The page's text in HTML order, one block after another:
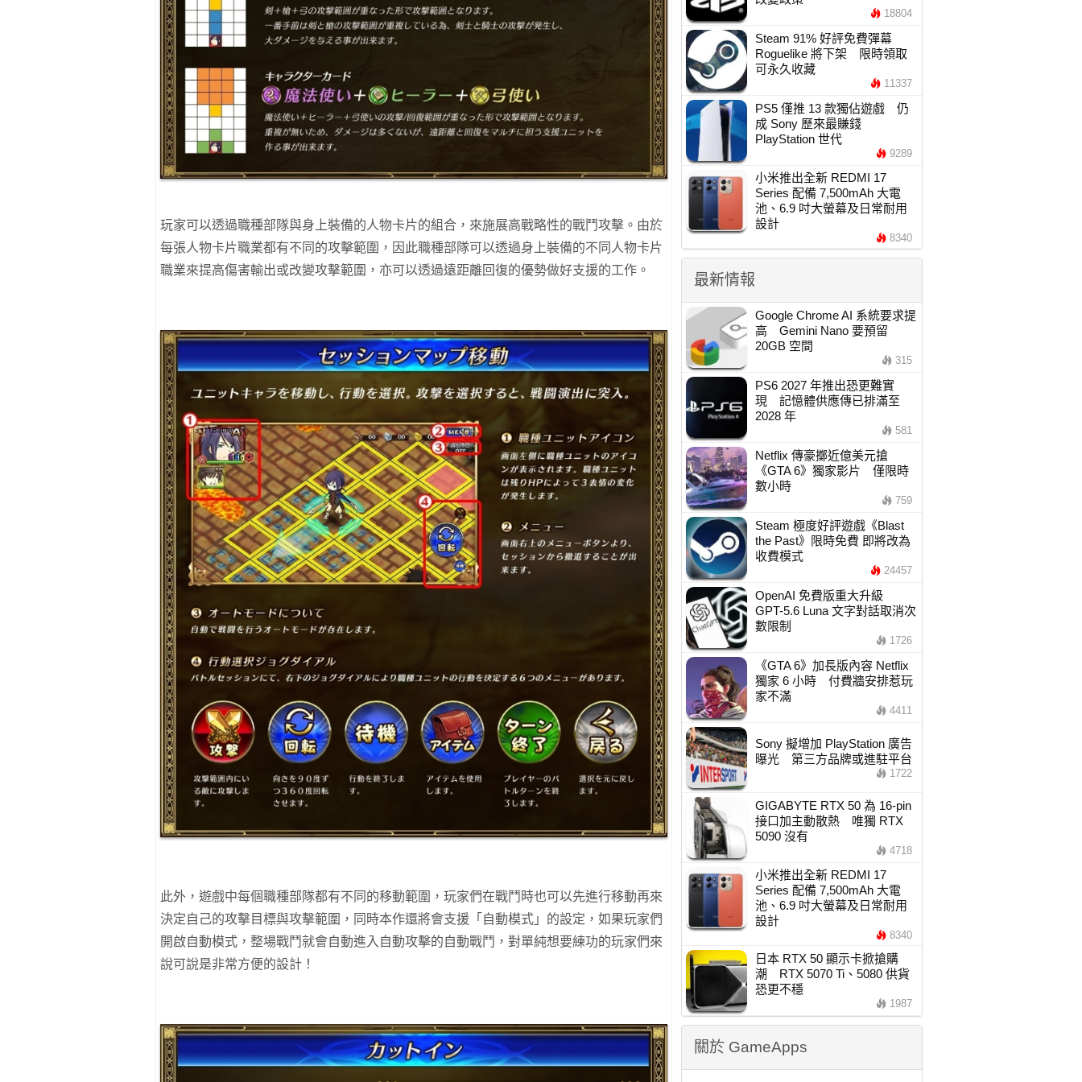
玩家可以透過職種部隊與身上裝備的人物卡片的組合，來施展高戰略性的戰鬥攻擊。由於
每張人物卡片職業都有不同的攻擊範圍，因此職種部隊可以透過身上裝備的不同人物卡片
職業來提高傷害輸出或改變攻擊範圍，亦可以透過遠距離回復的優勢做好支援的工作。
此外，遊戲中每個職種部隊都有不同的移動範圍，玩家們在戰鬥時也可以先進行移動再來
決定自己的攻擊目標與攻擊範圍，同時本作還將會支援「自動模式」的設定，如果玩家們
開啟自動模式，整場戰鬥就會自動進入自動攻擊的自動戰鬥，對單純想要練功的玩家們來
說可說是非常方便的設計！
18804
Steam 91% 好評免費彈幕
Roguelike 將下架 限時領取
可永久收藏
11337
PS5 僅推 13 款獨佔遊戲 仍
成 Sony 歷來最賺錢
PlayStation 世代
9289
小米推出全新 REDMI 17
Series 配備 7,500mAh 大電
池、6.9 吋大螢幕及日常耐用
設計
8340
最新情報
Google Chrome AI 系統要求提
高 Gemini Nano 要預留
20GB 空間
315
PS6 2027 年推出恐更難實
現 記憶體供應傳已排滿至
2028 年
581
Netflix 傳豪擲近億美元搶
《GTA 6》獨家影片 僅限時
數小時
759
Steam 極度好評遊戲《Blast
the Past》限時免費 即將改為
收費模式
24457
OpenAI 免費版重大升級
GPT-5.6 Luna 文字對話取消次
數限制
1726
《GTA 6》加長版內容 Netflix
獨家 6 小時 付費牆安排惹玩
家不滿
4411
Sony 擬增加 PlayStation 廣告
曝光 第三方品牌或進駐平台
1722
GIGABYTE RTX 50 為 16-pin
接口加主動散熱 唯獨 RTX
5090 沒有
4718
小米推出全新 REDMI 17
Series 配備 7,500mAh 大電
池、6.9 吋大螢幕及日常耐用
設計
8340
日本 RTX 50 顯示卡掀搶購
潮 RTX 5070 Ti、5080 供貨
恐更不穩
1987
關於 GameApps